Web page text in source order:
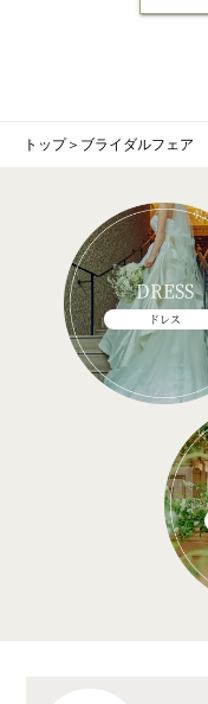
トップ＞ ブライダルフェア
DRESS
ドレス